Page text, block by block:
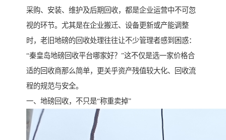
采购、安装、维护及后期回收，都是企业运营中不可忽
视的环节。尤其是在企业搬迁、设备更新或产能调整
时，老旧地磅的回收处理往往让不少管理者感到困惑：
“秦皇岛地磅回收平台哪家好？”这不仅是选一家价格合
适的回收商那么简单，更关乎资产残值较大化、回收流
程的规范与安全。
一、地磅回收，不只是“称重卖掉”